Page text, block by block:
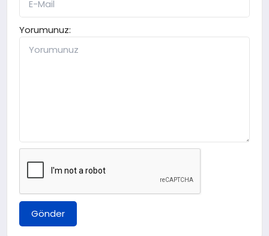
Yorumunuz:
Gönder